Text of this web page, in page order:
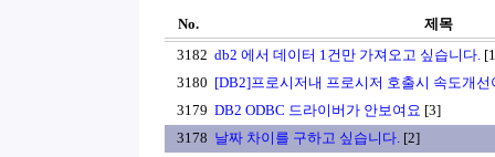
No.
제목
3182 db2 에서 데이터 1건만 가져오고 싶습니다.
3180 [DB2]프로시저내 프로시저 호출시 속도개선
3179 DB2 ODBC 드라이버가 안보여요 [3]
3178 날짜 차이를 구하고 싶습니다. [2]